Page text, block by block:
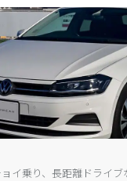
イ乗り、長距離ドライブ